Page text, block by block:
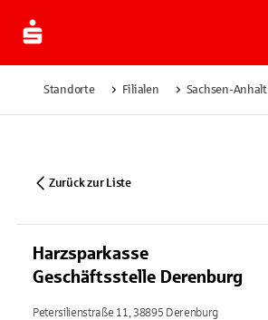
Standorte Filialen Sachsen-Anhalt
Zurück zur Liste
Harzsparkasse
Geschäftsstelle Derenburg
Petersilienstraße 11, 38895 Derenburg